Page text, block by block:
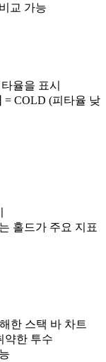
교 가능
율을 표시
= COLD (피타율 낮
홀드가 주요 지표
한 스택 바 차트
약한 투수